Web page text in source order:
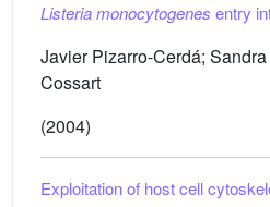
Listeria monocytogenes entry
Javier Pizarro-Cerdá;
Cossart
(2004)
Exploitation of host cell